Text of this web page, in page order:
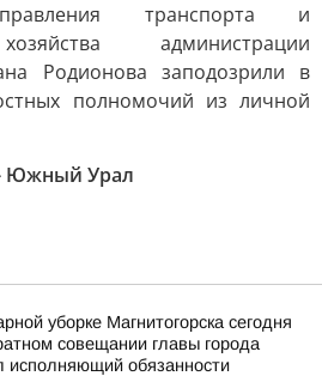
транспорта и
администрации
Родионова заподозрили в
полномочий из личной
Южный Урал
уборке Магнитогорска сегодня
совещании главы города
исполняющий обязанности